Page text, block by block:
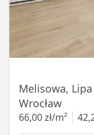
Melisowa,
Wrocław
66,00 zł/m²